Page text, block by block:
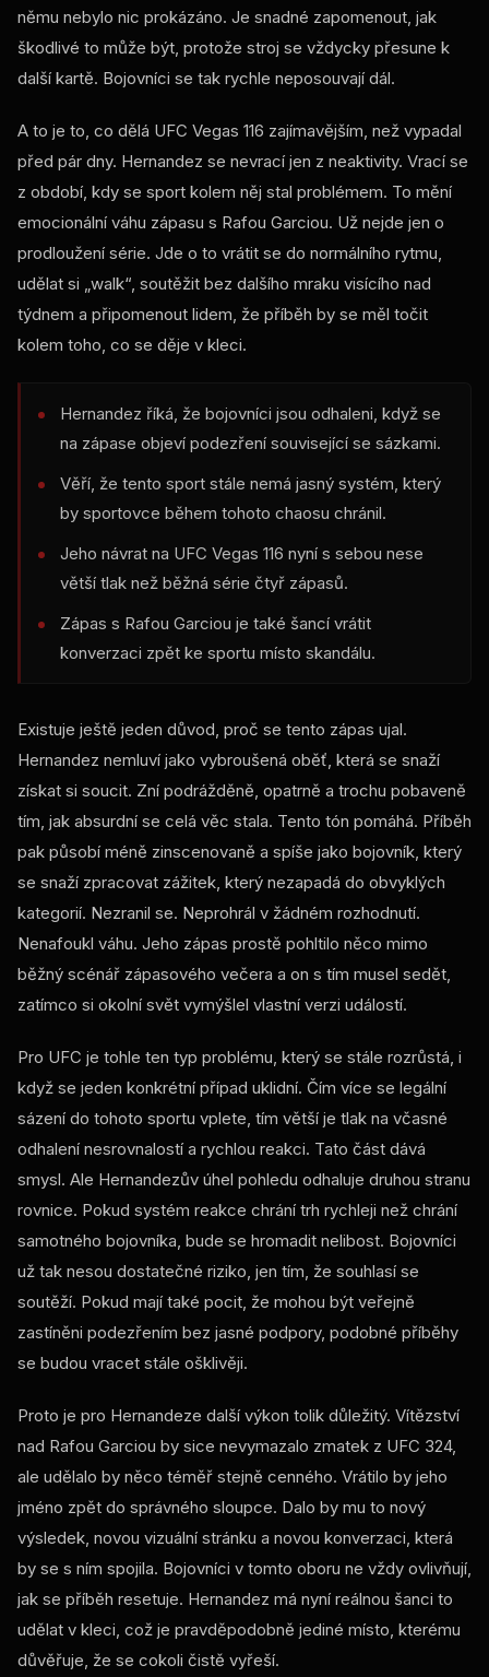
němu nebylo nic prokázáno. Je snadné zapomenout, jak
škodlivé to může být, protože stroj se vždycky přesune k
další kartě. Bojovníci se tak rychle neposouvají dál.
A to je to, co dělá UFC Vegas 116 zajímavějším, než vypadal
před pár dny. Hernandez se nevrací jen z neaktivity. Vrací se
z období, kdy se sport kolem něj stal problémem. To mění
emocionální váhu zápasu s Rafou Garciou. Už nejde jen o
prodloužení série. Jde o to vrátit se do normálního rytmu,
udělat si „walk“, soutěžit bez dalšího mraku visícího nad
týdnem a připomenout lidem, že příběh by se měl točit
kolem toho, co se děje v kleci.
Hernandez říká, že bojovníci jsou odhaleni, když se
na zápase objeví podezření související se sázkami.
Věří, že tento sport stále nemá jasný systém, který
by sportovce během tohoto chaosu chránil.
Jeho návrat na UFC Vegas 116 nyní s sebou nese
větší tlak než běžná série čtyř zápasů.
Zápas s Rafou Garciou je také šancí vrátit
konverzaci zpět ke sportu místo skandálu.
Existuje ještě jeden důvod, proč se tento zápas ujal.
Hernandez nemluví jako vybroušená oběť, která se snaží
získat si soucit. Zní podrážděně, opatrně a trochu pobaveně
tím, jak absurdní se celá věc stala. Tento tón pomáhá. Příběh
pak působí méně zinscenovaně a spíše jako bojovník, který
se snaží zpracovat zážitek, který nezapadá do obvyklých
kategorií. Nezranil se. Neprohrál v žádném rozhodnutí.
Nenafoukl váhu. Jeho zápas prostě pohltilo něco mimo
běžný scénář zápasového večera a on s tím musel sedět,
zatímco si okolní svět vymýšlel vlastní verzi událostí.
Pro UFC je tohle ten typ problému, který se stále rozrůstá, i
když se jeden konkrétní případ uklidní. Čím více se legální
sázení do tohoto sportu vplete, tím větší je tlak na včasné
odhalení nesrovnalostí a rychlou reakci. Tato část dává
smysl. Ale Hernandezův úhel pohledu odhaluje druhou stranu
rovnice. Pokud systém reakce chrání trh rychleji než chrání
samotného bojovníka, bude se hromadit nelibost. Bojovníci
už tak nesou dostatečné riziko, jen tím, že souhlasí se
soutěží. Pokud mají také pocit, že mohou být veřejně
zastíněni podezřením bez jasné podpory, podobné příběhy
se budou vracet stále ošklivěji.
Proto je pro Hernandeze další výkon tolik důležitý. Vítězství
nad Rafou Garciou by sice nevymazalo zmatek z UFC 324,
ale udělalo by něco téměř stejně cenného. Vrátilo by jeho
jméno zpět do správného sloupce. Dalo by mu to nový
výsledek, novou vizuální stránku a novou konverzaci, která
by se s ním spojila. Bojovníci v tomto oboru ne vždy ovlivňují,
jak se příběh resetuje. Hernandez má nyní reálnou šanci to
udělat v kleci, což je pravděpodobně jediné místo, kterému
důvěřuje, že se cokoli čistě vyřeší.